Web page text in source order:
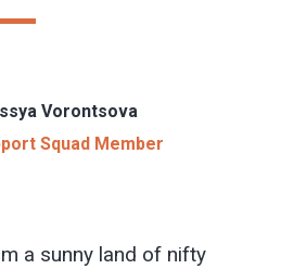
Vorontsova
Squad Member
a sunny land of nifty